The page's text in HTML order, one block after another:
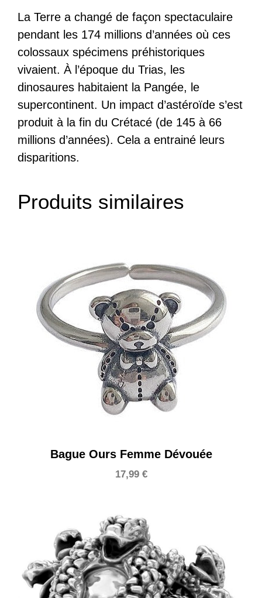
La Terre a changé de façon spectaculaire
pendant les 174 millions d’années où ces
colossaux spécimens préhistoriques
vivaient. À l’époque du Trias, les
dinosaures habitaient la Pangée, le
supercontinent. Un impact d’astéroïde s’est
produit à la fin du Crétacé (de 145 à 66
millions d’années). Cela a entrainé leurs
disparitions.
Produits similaires
Bague Ours Femme Dévouée
17,99 €